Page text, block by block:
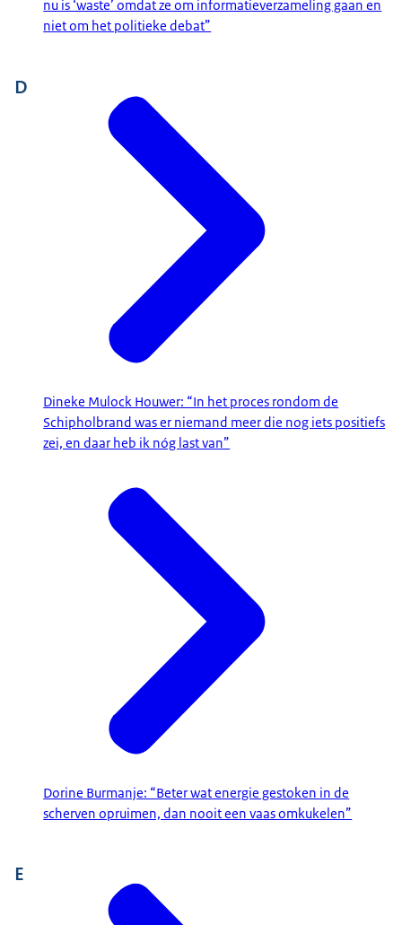
nu is ‘waste’ omdat ze om informatieverzameling gaan en
niet om het politieke debat”
D
Dineke Mulock Houwer: “In het proces rondom de
Schipholbrand was er niemand meer die nog iets positiefs
zei, en daar heb ik nóg last van”
Dorine Burmanje: “Beter wat energie gestoken in de
scherven opruimen, dan nooit een vaas omkukelen”
E